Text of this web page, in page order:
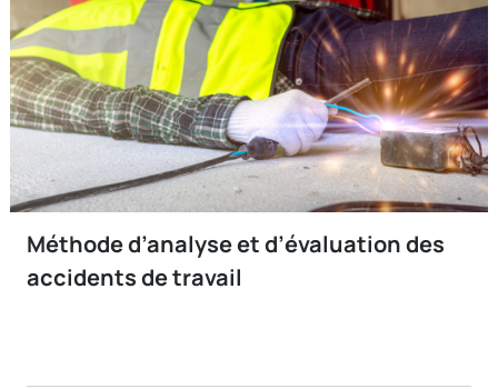
Méthode d’analyse et d’évaluation des
accidents de travail